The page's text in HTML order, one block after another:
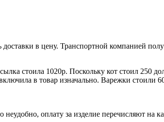
в цену. Транспортной компанией
стоила 1020р. Поскольку кот стоил 250
в товар изначально. Варежки стоили
оплату за изделие перечисляют на